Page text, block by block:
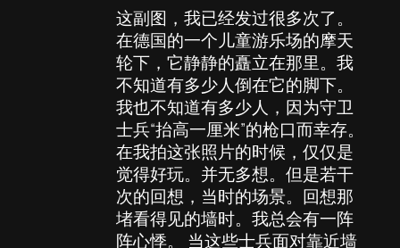
这副图，我已经发过很多次了。
在德国的一个儿童游乐场的摩天
轮下，它静静的矗立在那里。我
不知道有多少人倒在它的脚下。
我也不知道有多少人，因为守卫
士兵“抬高一厘米”的枪口而幸存。
在我拍这张照片的时候，仅仅是
觉得好玩。并无多想。但是若干
次的回想，当时的场景。回想那
堵看得见的墙时。我总会有一阵
阵心悸。 当这些士兵面对靠近墙